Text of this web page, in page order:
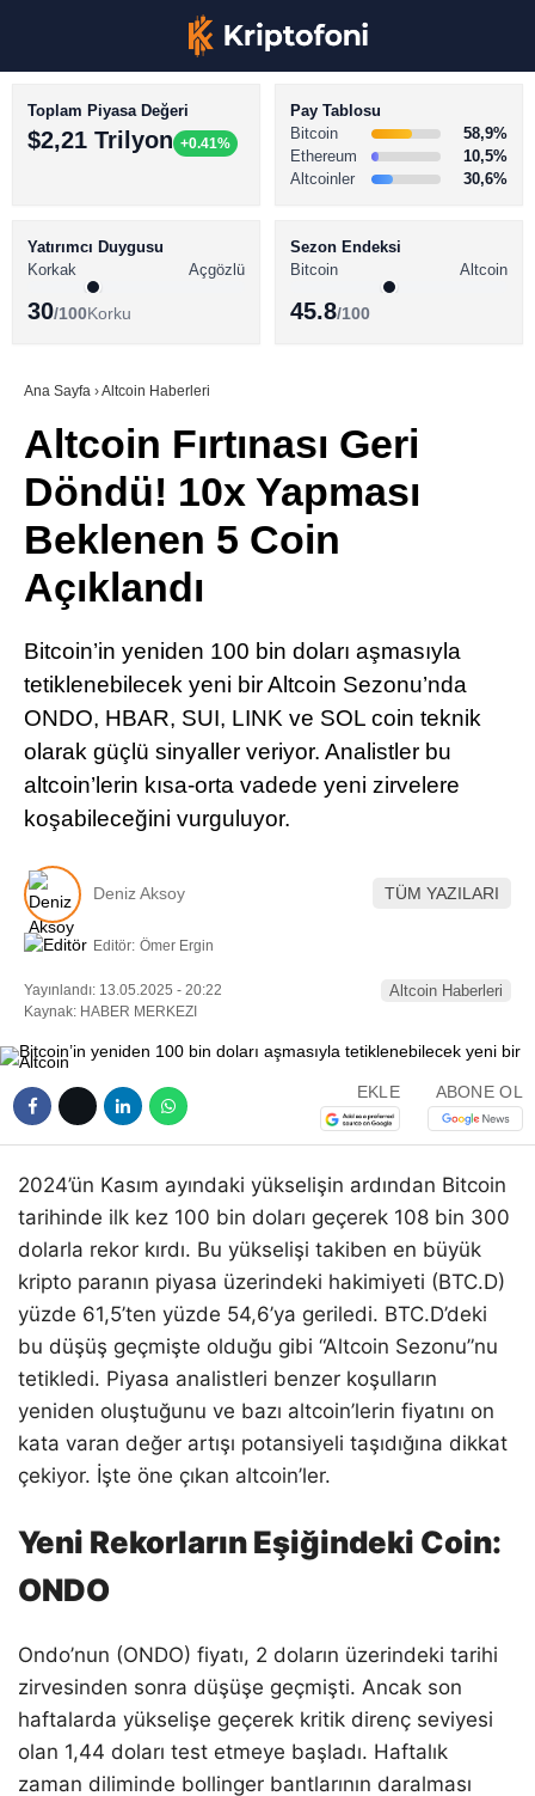
Youtube
TikTok
BİTCOİN HABERLERİ
ALTCOİN HABERLERİ
SÖZLÜK
Toplam Piyasa Değeri
$2,21 Trilyon +0.41%
Pay Tablosu
Bitcoin
58,9%
Ethereum
10,5%
Altcoinler
30,6%
Yatırımcı Duygusu
Korkak
Açgözlü
30/100Korku
Sezon Endeksi
Bitcoin
Altcoin
45.8/100
Ana Sayfa ›Altcoin Haberleri
Altcoin Fırtınası Geri
Döndü! 10x Yapması
Beklenen 5 Coin
Açıklandı
Bitcoin’in yeniden 100 bin doları aşmasıyla
tetiklenebilecek yeni bir Altcoin Sezonu’nda
ONDO, HBAR, SUI, LINK ve SOL coin teknik
olarak güçlü sinyaller veriyor. Analistler bu
altcoin’lerin kısa-orta vadede yeni zirvelere
koşabileceğini vurguluyor.
Deniz Aksoy TÜM YAZILARI
Editör: Ömer Ergin
Yayınlandı: 13.05.2025 - 20:22
Kaynak: HABER MERKEZI
Altcoin Haberleri
EKLE ABONE OL
2024’ün Kasım ayındaki yükselişin ardından Bitcoin
tarihinde ilk kez 100 bin doları geçerek 108 bin 300
dolarla rekor kırdı. Bu yükselişi takiben en büyük
kripto paranın piyasa üzerindeki hakimiyeti (BTC.D)
yüzde 61,5’ten yüzde 54,6’ya geriledi. BTC.D’deki
bu düşüş geçmişte olduğu gibi “Altcoin Sezonu”nu
tetikledi. Piyasa analistleri benzer koşulların
yeniden oluştuğunu ve bazı altcoin’lerin fiyatını on
kata varan değer artışı potansiyeli taşıdığına dikkat
çekiyor. İşte öne çıkan altcoin’ler.
Yeni Rekorların Eşiğindeki Coin:
ONDO
Ondo’nun (ONDO) fiyatı, 2 doların üzerindeki tarihi
zirvesinden sonra düşüşe geçmişti. Ancak son
haftalarda yükselişe geçerek kritik direnç seviyesi
olan 1,44 doları test etmeye başladı. Haftalık
zaman diliminde bollinger bantlarının daralması